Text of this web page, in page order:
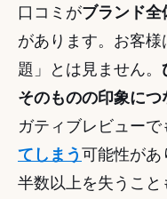
口コミがブランド全
があります。お客
題」とは見ません。
そのものの印象につ
ガティブレビューで
てしまう可能性が
半数以上を失うこと